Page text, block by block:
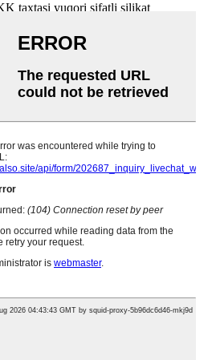
taxtasi yuqori sifatli silikat
materiallari, nozik kvarts
qilingan o'simlik uzun
xom ashyolardan foydalangan
tsement plitasi
zamonaviy ishlab chiqarish
orqali u noorganik
xos xususiyatlariga ega
suvga chidamli,
ob-havoga chidamli,
bardoshli, moslashtirilgan
taxtali taxtali yo'l tizimi
dizayn estetikasi va eng
birlashtiradi. Mukammal
qat'iy sifat nazorati
eng qulay qadam tashlash
qoniqishini ta'minlaydi. O'z
ravishda takomillashtirish
shakllantirish orqali
TKK taxta tizimi
va chet elda turli qurilish
mumkin va an'anaviy
chuqur qayta ishlash
almashtiradi.